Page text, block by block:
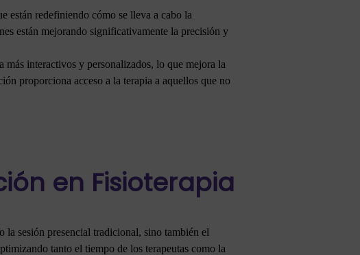
están redefiniendo cómo se lleva a cabo la
están mejorando significativamente la precisión y
interactivos y personalizados, lo que mejora la
proporciona acceso a la terapia a aquellos que no
en Fisioterapia
la sesión presencial tradicional, sino también el
tanto el tiempo de los terapeutas como la